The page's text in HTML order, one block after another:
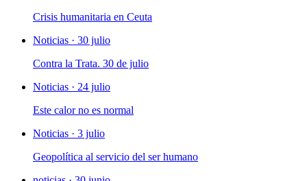
Crisis humanitaria en Ceuta
Noticias · 30 julio
Contra la Trata. 30 de julio
Noticias · 24 julio
Este calor no es normal
Noticias · 3 julio
Geopolítica al servicio del ser humano